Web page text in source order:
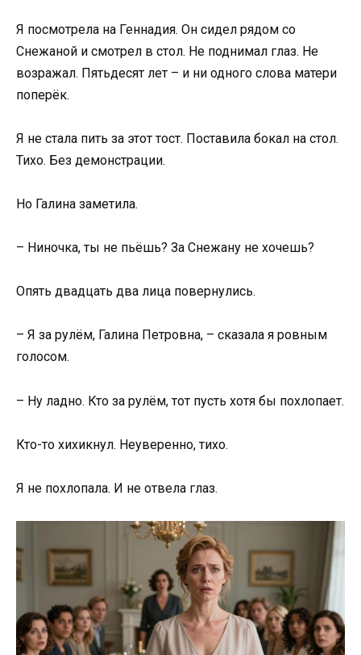
Я посмотрела на Геннадия. Он сидел рядом со
Снежаной и смотрел в стол. Не поднимал глаз. Не
возражал. Пятьдесят лет – и ни одного слова матери
поперёк.
Я не стала пить за этот тост. Поставила бокал на стол.
Тихо. Без демонстрации.
Но Галина заметила.
– Ниночка, ты не пьёшь? За Снежану не хочешь?
Опять двадцать два лица повернулись.
– Я за рулём, Галина Петровна, – сказала я ровным
голосом.
– Ну ладно. Кто за рулём, тот пусть хотя бы похлопает.
Кто-то хихикнул. Неуверенно, тихо.
Я не похлопала. И не отвела глаз.